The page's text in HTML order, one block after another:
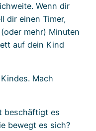
Wenn dir
dir einen Timer,
mehr) Minuten
auf dein Kind
Mach
beschäftigt es
bewegt es sich?